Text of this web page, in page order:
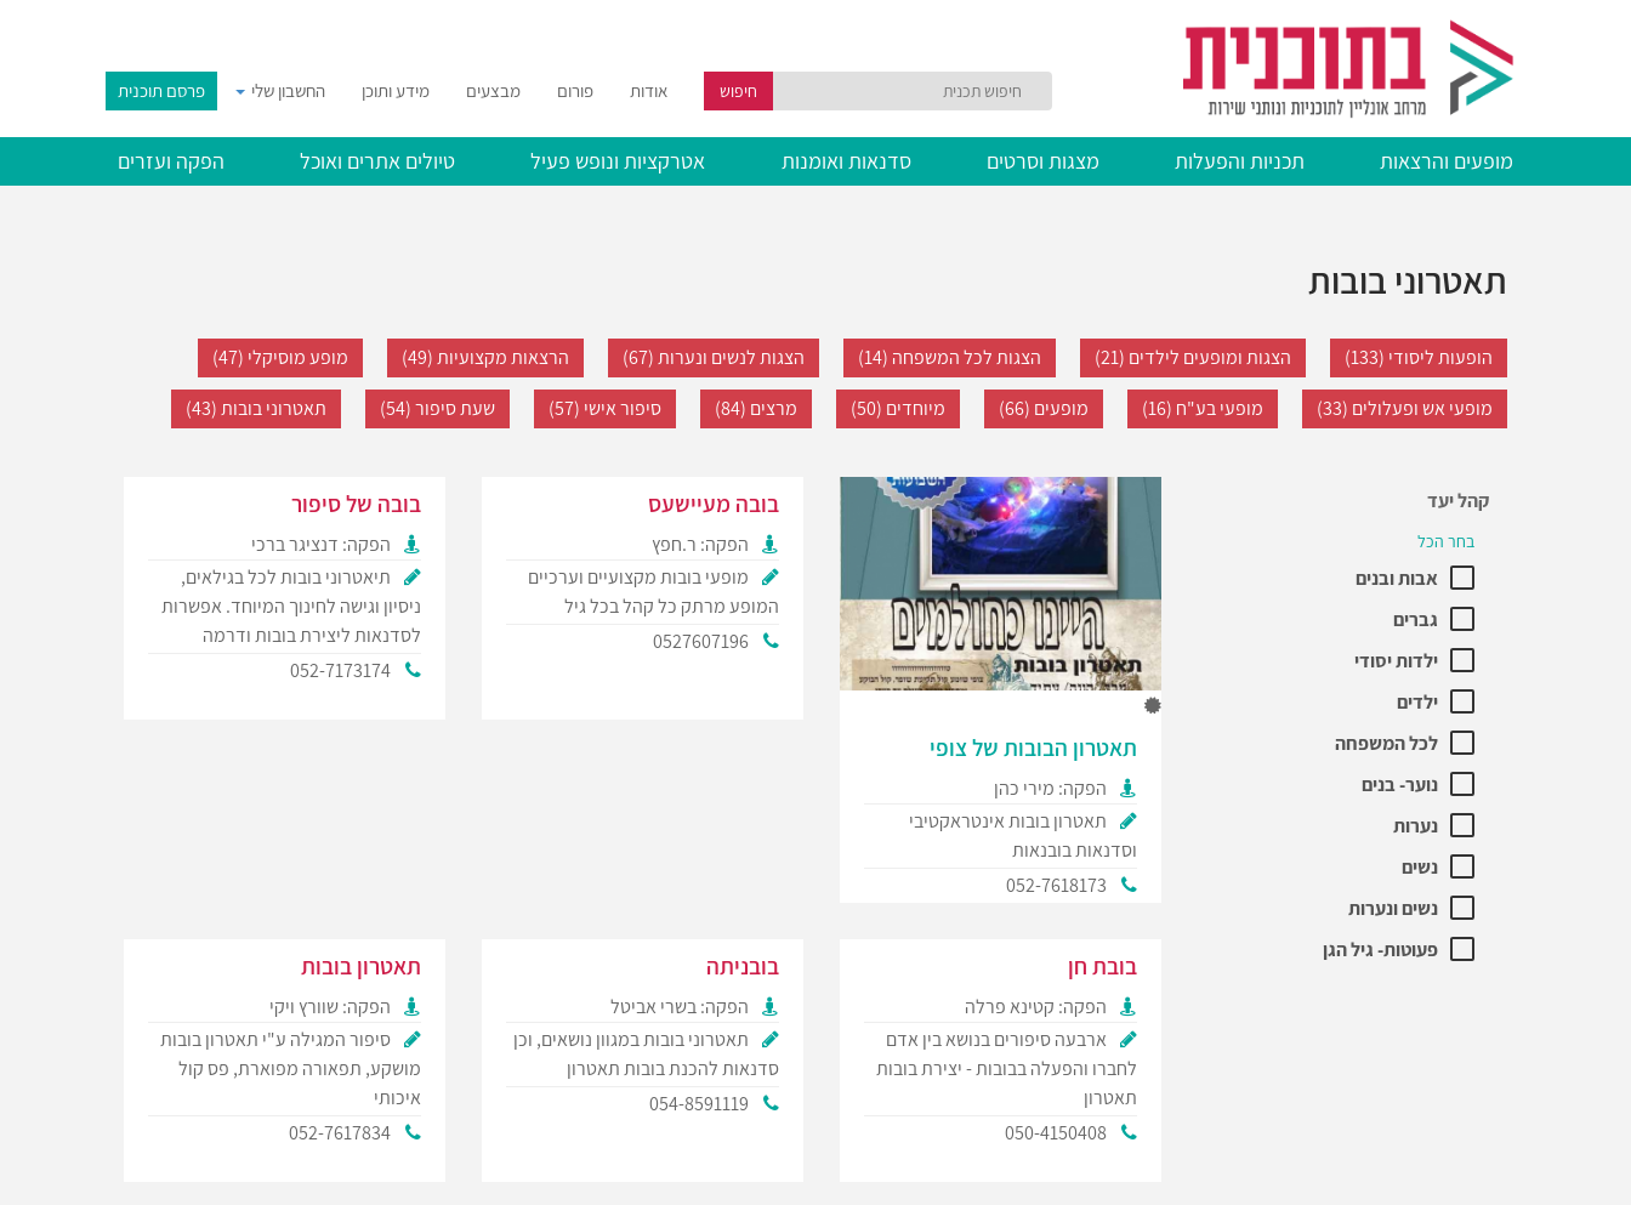
חיפוש אודות פורום מבצעים מידע ותוכן החשבון שלי פרסם תוכנית
מופעים והרצאות תכניות והפעלות מצגות וסרטים סדנאות ואומנות אטרקציות ונופש פעיל טיולים אתרים ואוכל הפקה ועזרים
תאטרוני בובות
הופעות ליסודי (133) הצגות ומופעים לילדים (21) הצגות לכל המשפחה (14) הצגות לנשים ונערות (67) הרצאות מקצועיות (49)
מופע מוסיקלי (47)
מופעי אש ופעלולים (33)
מופעי בע"ח (16) מופעים (66) מיוחדים (50) מרצים (84) סיפור אישי (57) שעת סיפור (54) תאטרוני בובות (43)
קהל יעד
בחר הכל
אבות ובנים
גברים
ילדות יסודי
ילדים
לכל המשפחה
נוער- בנים
נערות
נשים
נשים ונערות
פעוטות- גיל הגן
תאטרון הבובות של צופי
הפקה: מירי כהן
תאטרון בובות אינטראקטיבי
וסדנאות בובנאות
052-7618173
בובה מעיישעס
הפקה: ר.חפץ
מופעי בובות מקצועיים וערכיים
המופע מרתק כל קהל בכל גיל
0527607196
בובה של סיפור
הפקה: דנציגר ברכי
תיאטרוני בובות לכל בגילאים,
ניסיון וגישה לחינוך המיוחד. אפשרות
לסדנאות ליצירת בובות ודרמה
052-7173174
בובת חן
הפקה: קטינא פרלה
ארבעה סיפורים בנושא בין אדם
לחברו והפעלה בבובות - יצירת בובות
תאטרון
050-4150408
בובניתה
הפקה: בשרי אביטל
תאטרוני בובות במגוון נושאים, וכן
סדנאות להכנת בובות תאטרון
054-8591119
תאטרון בובות
הפקה: שוורץ ויקי
סיפור המגילה ע"י תאטרון בובות
מושקע, תפאורה מפוארת, פס קול
איכותי
052-7617834